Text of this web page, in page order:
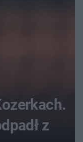
z